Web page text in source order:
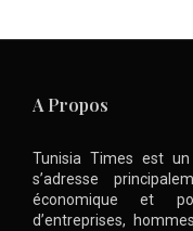
A Propos
Tunisia Times est un
s’adresse
économique et
d’entreprises,